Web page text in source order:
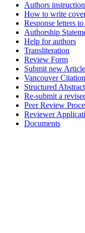
Authors
How to write
Response letters
Authorship
Help for authors
Transliteration
Review Form
Submit new Article
Vancouver Citation
Structured
Re-submit a
Peer Review
Reviewer
Documents